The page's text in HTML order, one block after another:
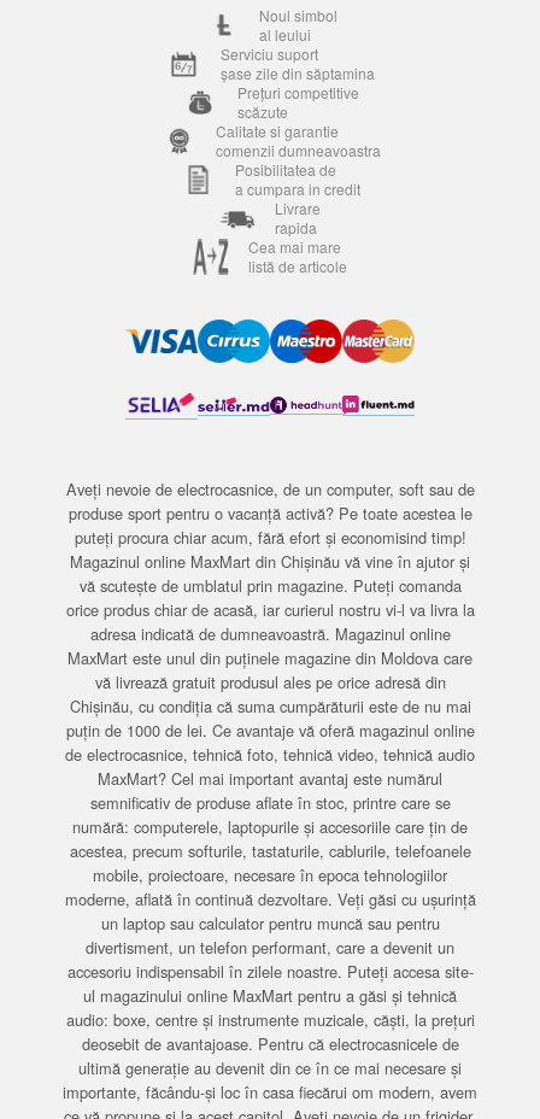
Noul simbol
al leului
Serviciu suport
șase zile din săptamina
Prețuri competitive
scăzute
Calitate si garantie
comenzii dumneavoastra
Posibilitatea de
a cumpara in credit
Livrare
rapida
Cea mai mare
listă de articole
Aveți nevoie de electrocasnice, de un computer, soft sau de
produse sport pentru o vacanță activă? Pe toate acestea le
puteți procura chiar acum, fără efort și economisind timp!
Magazinul online MaxMart din Chișinău vă vine în ajutor și
vă scutește de umblatul prin magazine. Puteți comanda
orice produs chiar de acasă, iar curierul nostru vi-l va livra la
adresa indicată de dumneavoastră. Magazinul online
MaxMart este unul din puținele magazine din Moldova care
vă livrează gratuit produsul ales pe orice adresă din
Chișinău, cu condiția că suma cumpărăturii este de nu mai
puțin de 1000 de lei. Ce avantaje vă oferă magazinul online
de electrocasnice, tehnică foto, tehnică video, tehnică audio
MaxMart? Cel mai important avantaj este numărul
semnificativ de produse aflate în stoc, printre care se
numără: computerele, laptopurile și accesoriile care țin de
acestea, precum softurile, tastaturile, cablurile, telefoanele
mobile, proiectoare, necesare în epoca tehnologiilor
moderne, aflată în continuă dezvoltare. Veți găsi cu ușurință
un laptop sau calculator pentru muncă sau pentru
divertisment, un telefon performant, care a devenit un
accesoriu indispensabil în zilele noastre. Puteți accesa site-
ul magazinului online MaxMart pentru a găsi și tehnică
audio: boxe, centre și instrumente muzicale, căști, la prețuri
deosebit de avantajoase. Pentru că electrocasnicele de
ultimă generație au devenit din ce în ce mai necesare și
importante, făcându-și loc în casa fiecărui om modern, avem